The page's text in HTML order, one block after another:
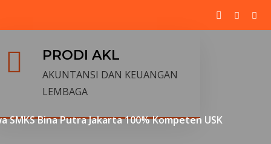
SMKS Bina Putra Jakarta 100% Kompeten USK
PRODI AKL
AKUNTANSI DAN KEUANGAN
LEMBAGA